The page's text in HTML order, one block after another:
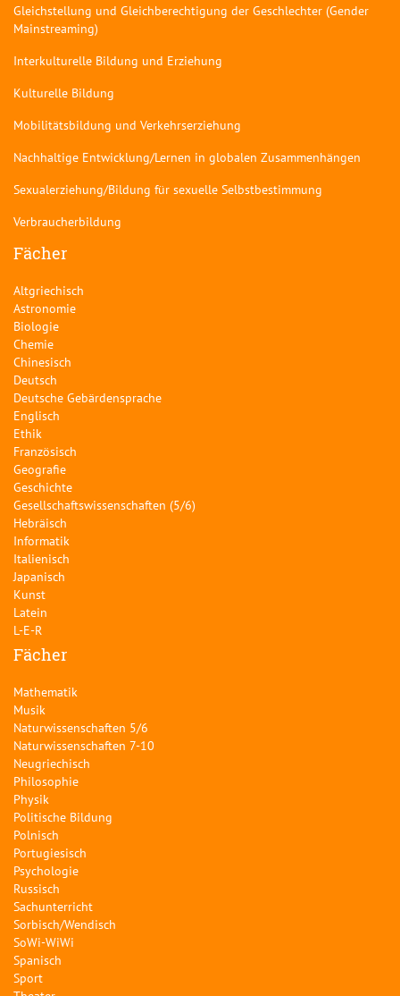
Gleichstellung und Gleichberechtigung der Geschlechter (Gender
Mainstreaming)
Interkulturelle Bildung und Erziehung
Kulturelle Bildung
Mobilitätsbildung und Verkehrserziehung
Nachhaltige Entwicklung/Lernen in globalen Zusammenhängen
Sexualerziehung/Bildung für sexuelle Selbstbestimmung
Verbraucherbildung
Fächer
Altgriechisch
Astronomie
Biologie
Chemie
Chinesisch
Deutsch
Deutsche Gebärdensprache
Englisch
Ethik
Französisch
Geografie
Geschichte
Gesellschaftswissenschaften (5/6)
Hebräisch
Informatik
Italienisch
Japanisch
Kunst
Latein
L-E-R
Fächer
Mathematik
Musik
Naturwissenschaften 5/6
Naturwissenschaften 7-10
Neugriechisch
Philosophie
Physik
Politische Bildung
Polnisch
Portugiesisch
Psychologie
Russisch
Sachunterricht
Sorbisch/Wendisch
SoWi-WiWi
Spanisch
Sport